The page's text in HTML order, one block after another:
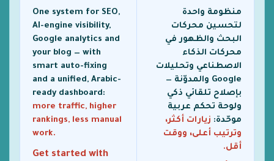
منظومة واحدة
لتحسين محركات
البحث والظهور في
محركات الذكاء
الاصطناعي وتحليلات
Google والمدوّنة —
بإصلاح تلقائي ذكي
ولوحة تحكم عربية
موحّدة: زيارات أكثر،
وترتيب أعلى، ووقت
أقل.
One system for SEO,
AI-engine visibility,
Google analytics and
your blog — with
smart auto-fixing
and a unified, Arabic-
ready dashboard:
more traffic, higher
rankings, less manual
work.
Get started with